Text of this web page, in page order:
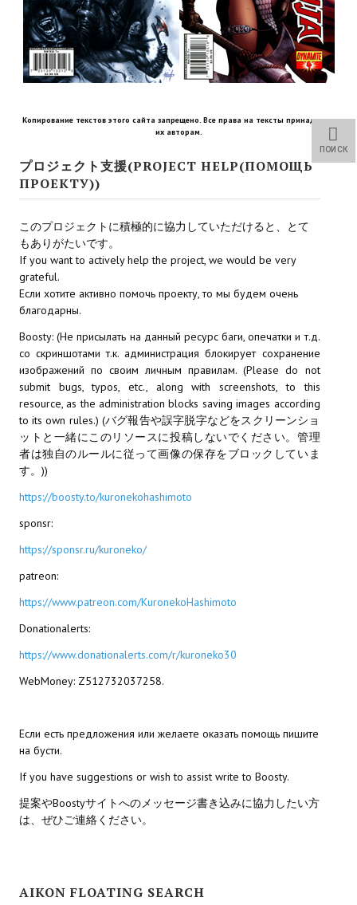
Расширенная версия Х3
REBalance
Работы Kuroneko
X2 - The Threat Remaster Fan Edition
Quake III Arena Remaster Fan Edition
Star Trek Voyager Elite Force Remaster Fan Edition
Sacred Gold Remaster Fan Edition
Red Faction remaster Fan Edition
Aliens versus Predator 1 Remaster Fan Edition
Age of Pirates: Caribbean Tales Remaster Fan Edition
Корсары 3 Сундук мертвеца Remaster Fan Edition
Sea Dogs - City of Abandoned Ships Remaster Fan Edition
Sea Dogs Remaster Fan Edition
НОВОСТИ ПОРТАЛА
Новости
МОДЫ ДЛЯ ИГР
Патчи
Mass Effect 3
Divinity Original Sin Enhanced Edition
Dragon Age: Origins
Dragon Age 2
Копирование текстов этого сайта запрещено. Все права на тексты принадлежат
их авторам.
プロジェクト支援(PROJECT HELP(ПОМОЩЬ
ПРОЕКТУ))
このプロジェクトに積極的に協力していただけると、とて
もありがたいです。
If you want to actively help the project, we would be very
grateful.
Если хотите активно помочь проекту, то мы будем очень
благодарны.
Boosty: (Не присылать на данный ресурс баги, опечатки и т.д.
со скриншотами т.к. администрация блокирует сохранение
изображений по своим личным правилам. (Please do not
submit bugs, typos, etc., along with screenshots, to this
resource, as the administration blocks saving images according
to its own rules.) (バグ報告や誤字脱字などをスクリーンショ
ットと一緒にこのリソースに投稿しないでください。管理
者は独自のルールに従って画像の保存をブロックしていま
す。))
https://boosty.to/kuronekohashimoto
sponsr:
https://sponsr.ru/kuroneko/
patreon:
https://www.patreon.com/KuronekoHashimoto
Donationalerts:
https://www.donationalerts.com/r/kuroneko30
WebMoney: Z512732037258.
Если есть предложения или желаете оказать помощь пишите
на бусти.
If you have suggestions or wish to assist write to Boosty.
提案やBoostyサイトへのメッセージ書き込みに協力したい方
は、ぜひご連絡ください。
AIKON FLOATING SEARCH
ПОИСК